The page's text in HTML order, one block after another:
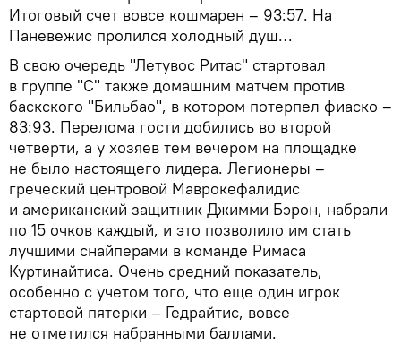
Итоговый счет вовсе кошмарен – 93:57. На
Паневежис пролился холодный душ…
В свою очередь "Летувос Ритас" стартовал
в группе "С" также домашним матчем против
баскского "Бильбао", в котором потерпел фиаско –
83:93. Перелома гости добились во второй
четверти, а у хозяев тем вечером на площадке
не было настоящего лидера. Легионеры –
греческий центровой Маврокефалидис
и американский защитник Джимми Бэрон, набрали
по 15 очков каждый, и это позволило им стать
лучшими снайперами в команде Римаса
Куртинайтиса. Очень средний показатель,
особенно с учетом того, что еще один игрок
стартовой пятерки – Гедрайтис, вовсе
не отметился набранными баллами.